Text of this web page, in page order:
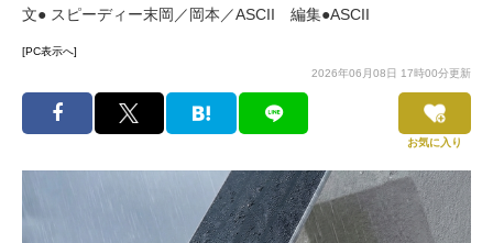
文● スピーディー末岡／岡本／ASCII 編集●ASCII
[PC表示へ]
2026年06月08日 17時00分更新
お気に入り